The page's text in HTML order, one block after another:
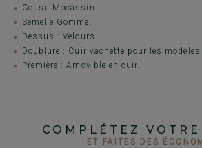
Cousu Mocassin.
Semelle Gomme.
Dessus : Velours.
Doublure : Cuir vachette pour les modèles
Première : Amovible en cuir.
COMPLÉTEZ
ET FAITES DES